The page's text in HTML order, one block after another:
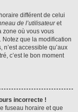
différent de celui
de l’utilisateuret
zone où vous vous
Notez que la modification
accessible qu’aux
c’est le bon moment
incorrecte !
fuseau horaire et que